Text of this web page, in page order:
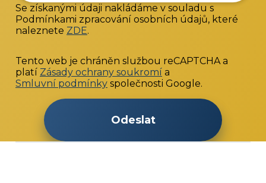
Se získanými údaji nakládáme v souladu s
Podmínkami zpracování osobních údajů, které
naleznete ZDE.
Tento web je chráněn službou reCAPTCHA a
platí Zásady ochrany soukromí a
Smluvní podmínky společnosti Google.
Odeslat